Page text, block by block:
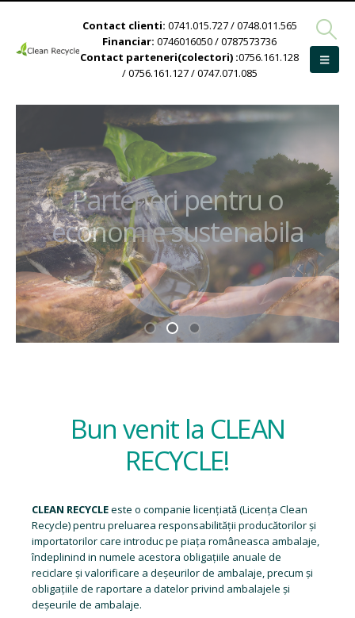
Contact clienti: 0741.015.727 / 0748.011.565
Financiar: 0746016050 / 0787573736
Contact parteneri(colectori) :0756.161.128
/ 0756.161.127 / 0747.071.085
Bun venit la CLEAN
RECYCLE!
CLEAN RECYCLEeste o companie licențiată (Licența Clean
Recycle) pentru preluarea responsabilității producătorilor și
importatorilor care introduc pe piața româneasca ambalaje,
îndeplinind in numele acestora obligațiile anuale de
reciclare și valorificare a deșeurilor de ambalaje, precum și
obligațiile de raportare a datelor privind ambalajele și
deșeurile de ambalaje.